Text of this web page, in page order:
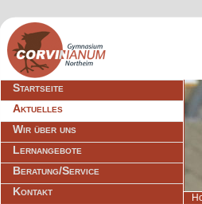
Navigation
überspringen
Startseite
Aktuelles
Wir über uns
Lernangebote
Beratung/Service
Kontakt